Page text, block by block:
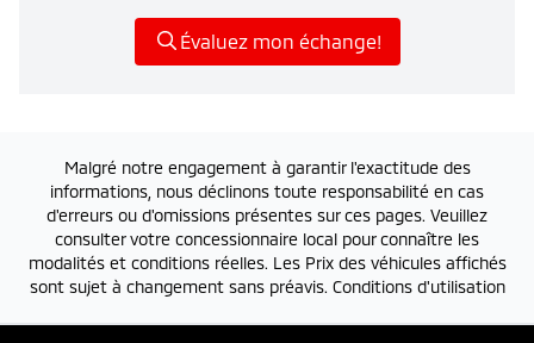
Évaluez mon échange!
Malgré notre engagement à garantir l'exactitude des
informations, nous déclinons toute responsabilité en cas
d'erreurs ou d'omissions présentes sur ces pages. Veuillez
consulter votre concessionnaire local pour connaître les
modalités et conditions réelles. Les Prix des véhicules affichés
sont sujet à changement sans préavis. Conditions d'utilisation